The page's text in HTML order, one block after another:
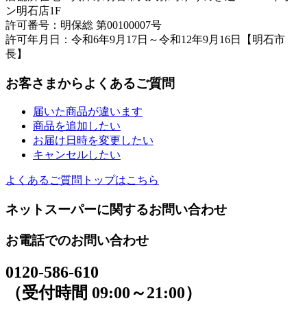
ン明石店1F
許可番号：明保総 第00100007号
許可年月日：令和6年9月17日～令和12年9月16日【明石市
長】
お客さまからよくあるご質問
届いた商品が違います
商品を追加したい
お届け日時を変更したい
キャンセルしたい
よくあるご質問トップはこちら
ネットスーパーに関するお問い合わせ
お電話でのお問い合わせ
0120-586-610
（受付時間 09:00～21:00）